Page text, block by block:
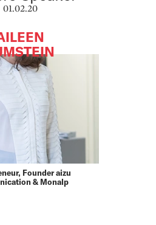
01.02.20
Founder aizu
& Monalp